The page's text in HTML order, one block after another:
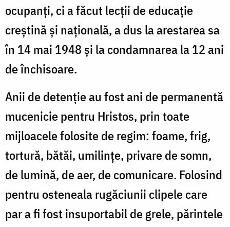
ocupanţi, ci a făcut lecţii de educaţie
creştină şi naţională, a dus la arestarea sa
în 14 mai 1948 şi la condamnarea la 12 ani
de închisoare.
Anii de detenţie au fost ani de permanentă
mucenicie pentru Hristos, prin toate
mijloacele folosite de regim: foame, frig,
tortură, bătăi, umilinţe, privare de somn,
de lumină, de aer, de comunicare. Folosind
pentru osteneala rugăciunii clipele care
par a fi fost insuportabil de grele, părintele